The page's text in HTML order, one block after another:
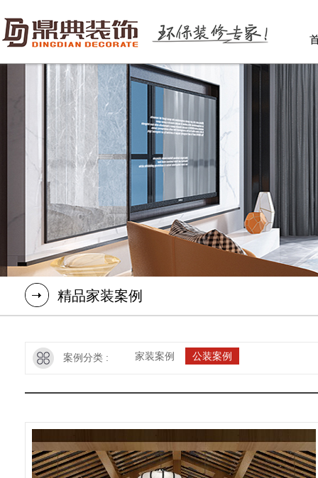
精品家装案例
案例分类 : 家装案例 公装案例